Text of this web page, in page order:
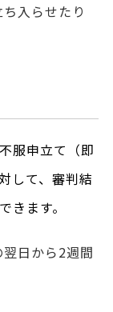
入らせたり
服申立て（即
して、審判結
きます。
日から2週間